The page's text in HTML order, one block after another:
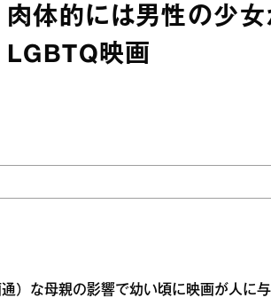
肉体的には男性の少女
LGBTQ映画
通）な母親の影響で幼い頃に映画が人に